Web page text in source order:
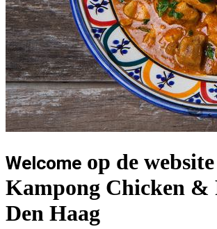
Welcome op de
Kampong Chicken &
Den Haag